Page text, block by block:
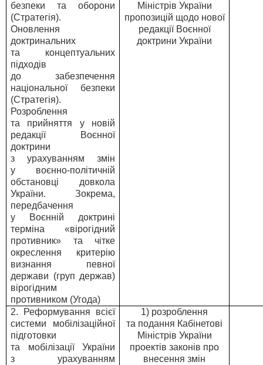
безпеки та оборони
(Стратегія).
Оновлення
доктринальних
та концептуальних
підходів
до забезпечення
національної безпеки
(Стратегія).
Розроблення
та прийняття у новій
редакції Воєнної
доктрини
з урахуванням змін
у воєнно-політичній
обстановці довкола
України. Зокрема,
передбачення
у Воєнній доктрині
терміна «вірогідний
противник» та чітке
окреслення критерію
визнання певної
держави (груп держав)
вірогідним
противником (Угода)
Міністрів України
пропозицій щодо нової
редакції Воєнної
доктрини України
2. Реформування всієї
системи мобілізаційної
підготовки
та мобілізації України
з урахуванням
1) розроблення
та подання Кабінетові
Міністрів України
проектів законів про
внесення змін